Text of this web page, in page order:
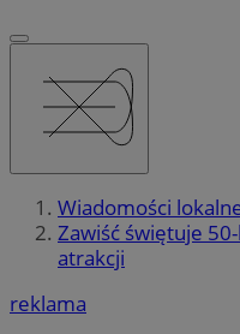
Wiadomości
Zawiść świętuje
atrakcji
reklama